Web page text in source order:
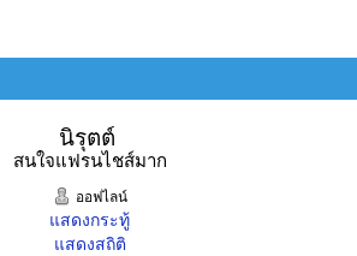
นิรุตต์
สนใจแฟรนไชส์มาก
ออฟไลน์
แสดงกระทู้
แสดงสถิติ